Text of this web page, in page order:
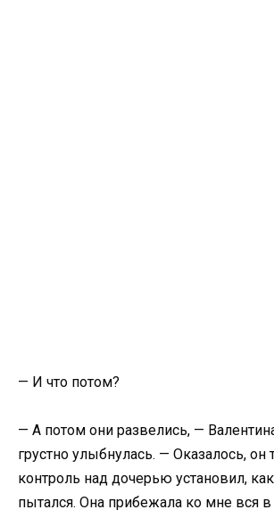
— И что потом?
— А потом они развелись, —
грустно улыбнулась. — Оказалось, он
контроль над дочерью установил,
пытался. Она прибежала ко мне вся в